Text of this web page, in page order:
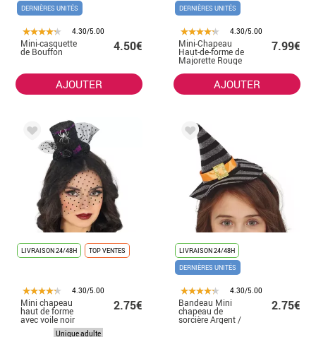
DERNIÈRES UNITÉS
4.30/5.00
Mini-casquette
de Bouffon 4.50€
AJOUTER
DERNIÈRES UNITÉS
4.30/5.00
Mini-Chapeau
Haut-de-forme de
Majorette Rouge
7.99€
AJOUTER
LIVRAISON 24/48H TOP VENTES
4.30/5.00
Mini chapeau
haut de forme
avec voile noir
2.75€
Unique adulte
LIVRAISON 24/48H
DERNIÈRES UNITÉS
4.30/5.00
Bandeau Mini
chapeau de
sorcière Argent /
2.75€